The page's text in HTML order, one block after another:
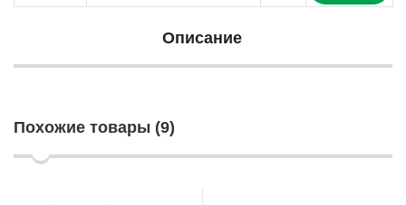
Описание
Похожие товары (9)